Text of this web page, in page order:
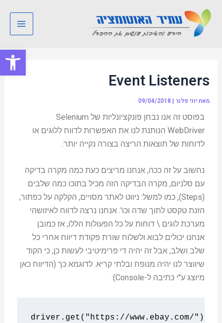
פתח
דילוג
לתוכן
Main
Event Listeners
מאתיוני פלנר|
09/04/2018
בפוסט זה אנו נבחן פונקציונליות של Selenium
WebDriver הנותנת לנו את האפשרות לדווח ללוגים או
לדוחות של תוצאות הריצה בצורה נקייה יותר.
נחשוב על זה ככה, אנחנו מריצים כעת כמה מקרה בדיקה
עם סלניום, מקרה הבדיקה הזה מכיל בתוכו כמה שלבים
(Steps), כמו למשל: ניווט לאתר מסויים, הקלקה על כפתור,
הזנת טקסט לתוך שדה וכו'. אנחנו נרצה לדווח לאיזושהי
מערכת לוגים \ דוחות על כל הפעולות הללו, אז כמובן
אנחנו יכולים לבוא ולשלוח שורת פקודת דיווח אחרי כל
שלב ושלב, אבל זה יהיה די פרימיטיבי לעשות כן, כי הקוד
שיווצר לנו יהיה מנופח ובלתי קריא. לדוגמא כך (הדיווח כאן
מיוצג ע"י כתיבה ל-Console):
driver . get ( "https://www.ebay.com/" );
Post
navigation